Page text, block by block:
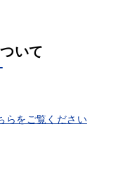
いて
らをご覧ください